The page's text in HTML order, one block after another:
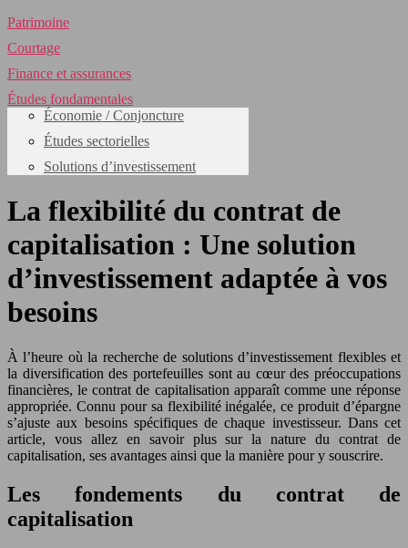
Patrimoine
Courtage
Finance et assurances
Études fondamentales
Économie / Conjoncture
Études sectorielles
Solutions d’investissement
La flexibilité du contrat de
capitalisation : Une solution
d’investissement adaptée à vos
besoins
À l’heure où la recherche de solutions d’investissement flexibles et
la diversification des portefeuilles sont au cœur des préoccupations
financières, le contrat de capitalisation apparaît comme une réponse
appropriée. Connu pour sa flexibilité inégalée, ce produit d’épargne
s’ajuste aux besoins spécifiques de chaque investisseur. Dans cet
article, vous allez en savoir plus sur la nature du contrat de
capitalisation, ses avantages ainsi que la manière pour y souscrire.
Les fondements du contrat de
capitalisation